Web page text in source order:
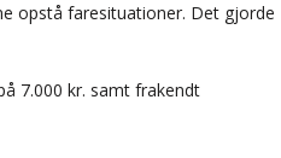
opstå faresituationer. Det gjorde
7.000 kr. samt frakendt